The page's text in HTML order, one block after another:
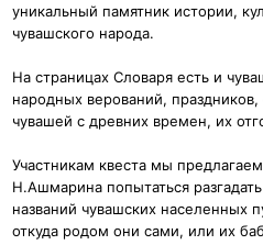
уникальный памятник истории,
чувашского народа.
На страницах Словаря есть и
народных верований,
чувашей с древних времен, их
Участникам квеста мы
Н.Ашмарина попытаться
названий чувашских населенных
откуда родом они сами, или их